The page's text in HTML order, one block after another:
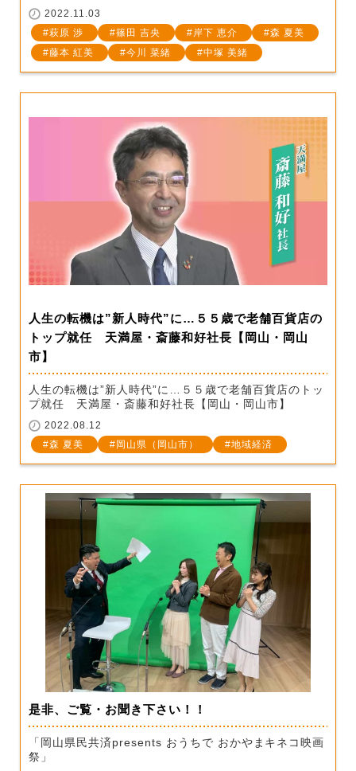
2022.11.03
萩原 渉
篠田 吉央 岸下 恵介
森 夏美
藤本 紅美
今川 菜緒 中塚 美緒
人生の転機は”新人時代”に…５５歳で老舗百貨店の
トップ就任 天満屋・斎藤和好社長【岡山・岡山
市】
人生の転機は”新人時代”に…５５歳で老舗百貨店のトッ
プ就任 天満屋・斎藤和好社長【岡山・岡山市】
2022.08.12
森 夏美
岡山県（岡山市） 地域経済
是非、ご覧・お聞き下さい！！
「岡山県民共済presents おうちで おかやまキネコ映画
祭」